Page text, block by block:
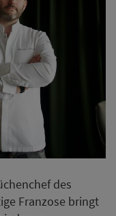
des
Franzose bringt